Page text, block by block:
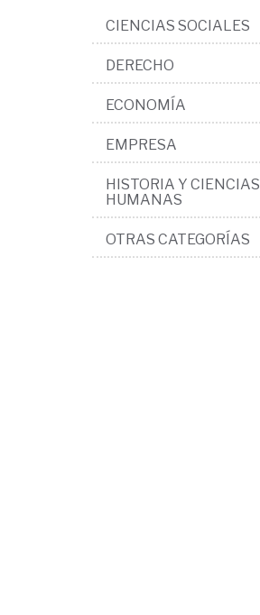
CIENCIAS SOCIALES
DERECHO
ECONOMÍA
EMPRESA
HISTORIA Y CIENCIAS
HUMANAS
OTRAS CATEGORÍAS